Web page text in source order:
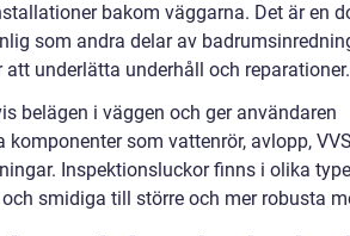
bakom väggarna. Det är en
som andra delar av
underlätta underhåll och reparationer.
belägen i väggen och ger användaren
som vattenrör, avlopp,
Inspektionsluckor finns i olika
smidiga till större och mer robusta